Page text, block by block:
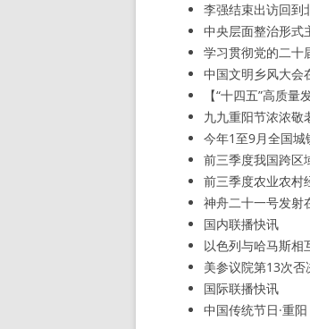
李强结束出访回到
中央层面整治形式
学习贯彻党的二十
中国文明乡风大会
【“十四五”高质
九九重阳节浓浓敬
今年1至9月全国城
前三季度我国跨区
前三季度农业农村
神舟二十一号发射
国内联播快讯
以色列与哈马斯相
美参议院第13次否
国际联播快讯
中国传统节日·重阳